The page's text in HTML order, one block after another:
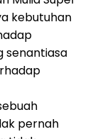
kebutuhan
senantiasa
pernah